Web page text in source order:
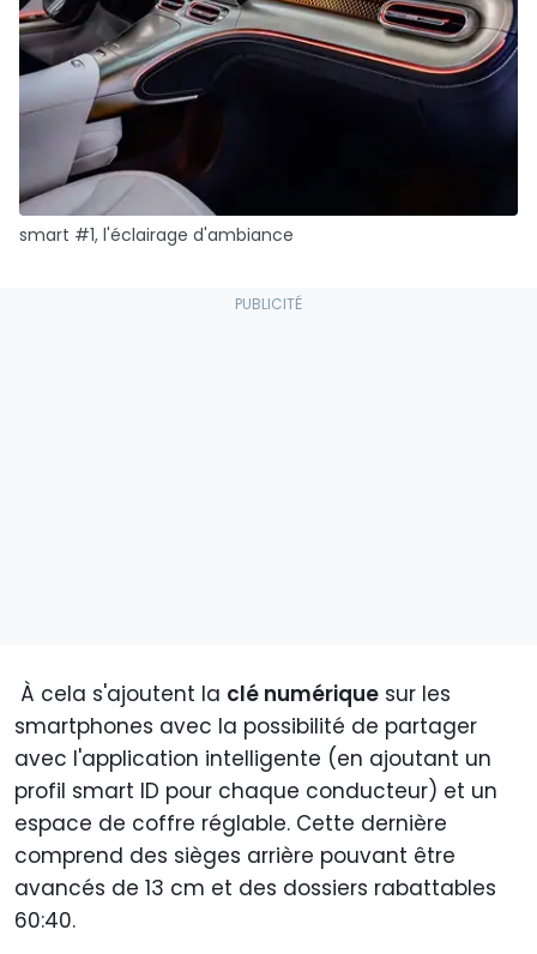
smart #1, l'éclairage d'ambiance
À cela s'ajoutent la clé numérique sur les
smartphones avec la possibilité de partager
avec l'application intelligente (en ajoutant un
profil smart ID pour chaque conducteur) et un
espace de coffre réglable. Cette dernière
comprend des sièges arrière pouvant être
avancés de 13 cm et des dossiers rabattables
60:40.